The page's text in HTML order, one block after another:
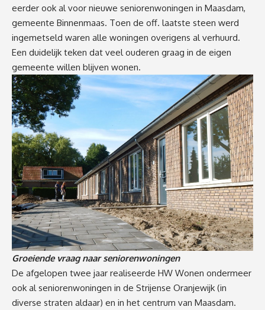
eerder ook al voor nieuwe seniorenwoningen in Maasdam,
gemeente Binnenmaas. Toen de off. laatste steen werd
ingemetseld waren alle woningen overigens al verhuurd.
Een duidelijk teken dat veel ouderen graag in de eigen
gemeente willen blijven wonen.
Groeiende vraag naar seniorenwoningen
De afgelopen twee jaar realiseerde HW Wonen ondermeer
ook al seniorenwoningen in de Strijense Oranjewijk (in
diverse straten aldaar) en in het centrum van Maasdam.